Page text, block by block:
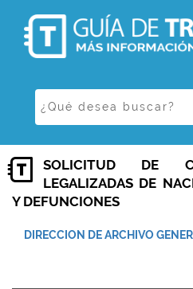
SOLICITUD DE
LEGALIZADAS DE
Y DEFUNCIONES
DIRECCION DE ARCHIVO